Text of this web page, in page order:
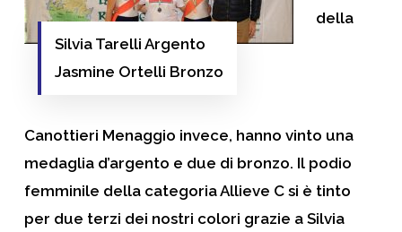
Silvia Tarelli Argento
Jasmine Ortelli Bronzo
della
Canottieri Menaggio invece, hanno vinto una
medaglia d’argento e due di bronzo. Il podio
femminile della categoria Allieve C si è tinto
per due terzi dei nostri colori grazie a Silvia